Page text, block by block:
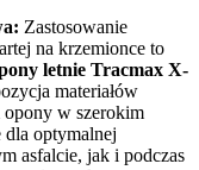
Zastosowanie
na krzemionce to
letnie Tracmax X-
materiałów
opony w szerokim
dla optymalnej
asfalcie, jak i podczas